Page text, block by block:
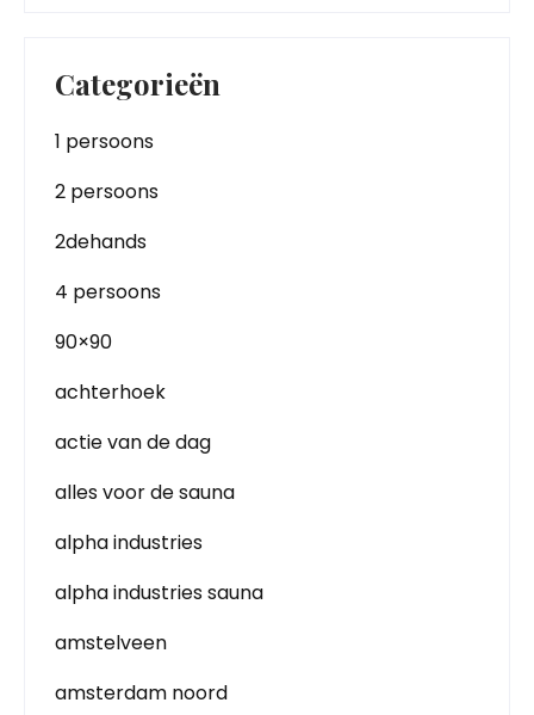
Categorieën
1 persoons
2 persoons
2dehands
4 persoons
90×90
achterhoek
actie van de dag
alles voor de sauna
alpha industries
alpha industries sauna
amstelveen
amsterdam noord